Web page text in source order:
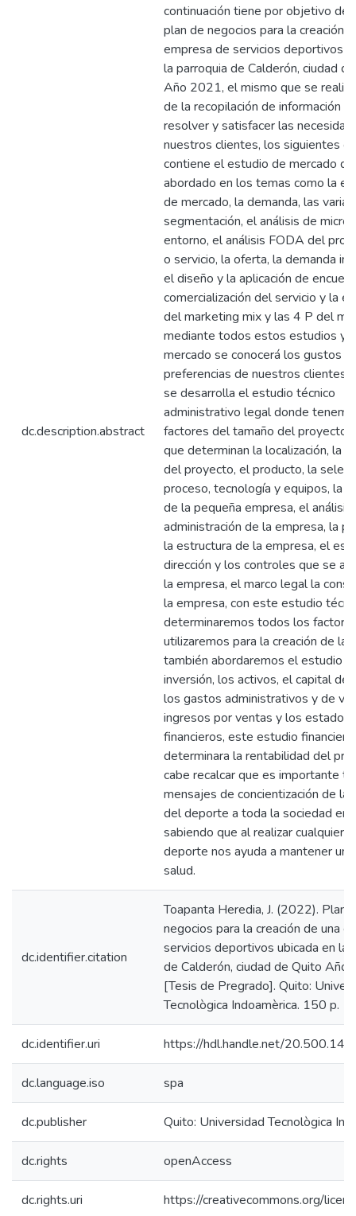
dc.description.abstract
continuación tiene por objetivo
plan de negocios para la creación
empresa de servicios deportivos
la parroquia de Calderón, ciudad
Año 2021, el mismo que se
de la recopilación de información
resolver y satisfacer las
nuestros clientes, los siguientes
contiene el estudio de mercado
abordado en los temas como la
de mercado, la demanda, las
segmentación, el análisis de micro
entorno, el análisis FODA del
o servicio, la oferta, la demanda
el diseño y la aplicación de
comercialización del servicio y la
del marketing mix y las 4 P del
mediante todos estos estudios y
mercado se conocerá los gustos y
preferencias de nuestros clientes.
se desarrolla el estudio técnico
administrativo legal donde
factores del tamaño del proyecto,
que determinan la localización, la
del proyecto, el producto, la
proceso, tecnología y equipos, la
de la pequeña empresa, el análisis
administración de la empresa, la
la estructura de la empresa, el
dirección y los controles que se
la empresa, el marco legal la
la empresa, con este estudio
determinaremos todos los
utilizaremos para la creación de la
también abordaremos el estudio
inversión, los activos, el capital de
los gastos administrativos y de
ingresos por ventas y los estados
financieros, este estudio financiero
determinara la rentabilidad del
cabe recalcar que es importante
mensajes de concientización de la
del deporte a toda la sociedad en
sabiendo que al realizar cualquier
deporte nos ayuda a mantener
salud.
dc.identifier.citation
Toapanta Heredia, J. (2022). Plan
negocios para la creación de una
servicios deportivos ubicada en la
de Calderón, ciudad de Quito Año
[Tesis de Pregrado]. Quito:
Tecnològica Indoamèrica. 150 p.
dc.identifier.uri https://hdl.handle.net/
dc.language.iso spa
dc.publisher Quito: Universidad Tecnològica
dc.rights openAccess
dc.rights.uri https://creativecommons.org/